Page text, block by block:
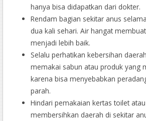
hanya bisa didapatkan dari dokter.
Rendam bagian sekitar anus
dua kali sehari. Air hangat
menjadi lebih baik.
Selalu perhatikan kebersihan
memakai sabun atau produk yang
karena bisa menyebabkan
parah.
Hindari pemakaian kertas toilet
membersihkan daerah di sekitar